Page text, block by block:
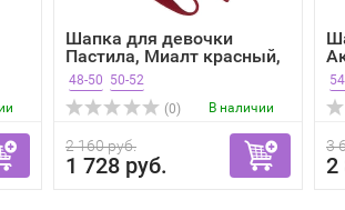
Шапка для девочки
Пастила, Миалт красный,
зима
48-50 50-52
(0)
В наличии
2 160 руб.
1 728 руб.
3
2